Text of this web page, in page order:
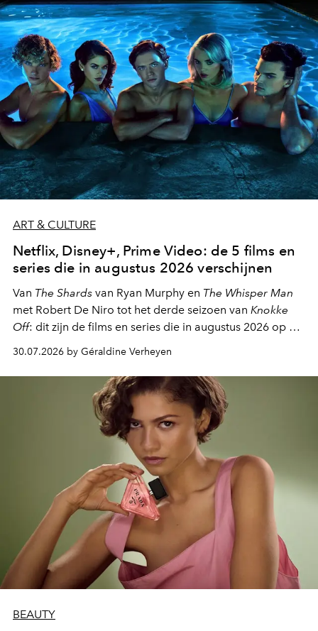
moment van verwondering.
ART & CULTURE
Netflix, Disney+, Prime Video: de 5 films en
series die in augustus 2026 verschijnen
Van The Shards van Ryan Murphy en The Whisper Man
met Robert De Niro tot het derde seizoen van Knokke
Off: dit zijn de films en series die in augustus 2026 op de
streamingplatformen verschijnen.
30.07.2026 by Géraldine Verheyen
BEAUTY